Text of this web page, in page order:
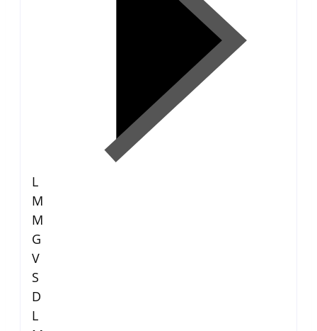
L
M
M
G
V
S
D
L